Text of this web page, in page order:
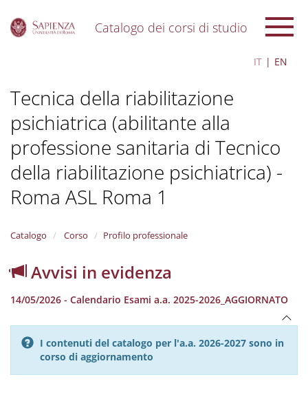
Catalogo dei corsi di studio
IT EN
Tecnica della riabilitazione
psichiatrica (abilitante alla
professione sanitaria di Tecnico
della riabilitazione psichiatrica) -
Roma ASL Roma 1
Catalogo Corso Profilo professionale
Avvisi in evidenza
14/05/2026 - Calendario Esami a.a. 2025-2026_AGGIORNATO
I contenuti del catalogo per l'a.a. 2026-2027 sono in
corso di aggiornamento